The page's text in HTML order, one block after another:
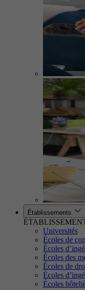
Établissements
Universités
Écoles de
Écoles
Écoles des
Écoles de
Écoles
Écoles